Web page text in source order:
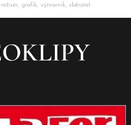
grafik, výtvarník, sběratel